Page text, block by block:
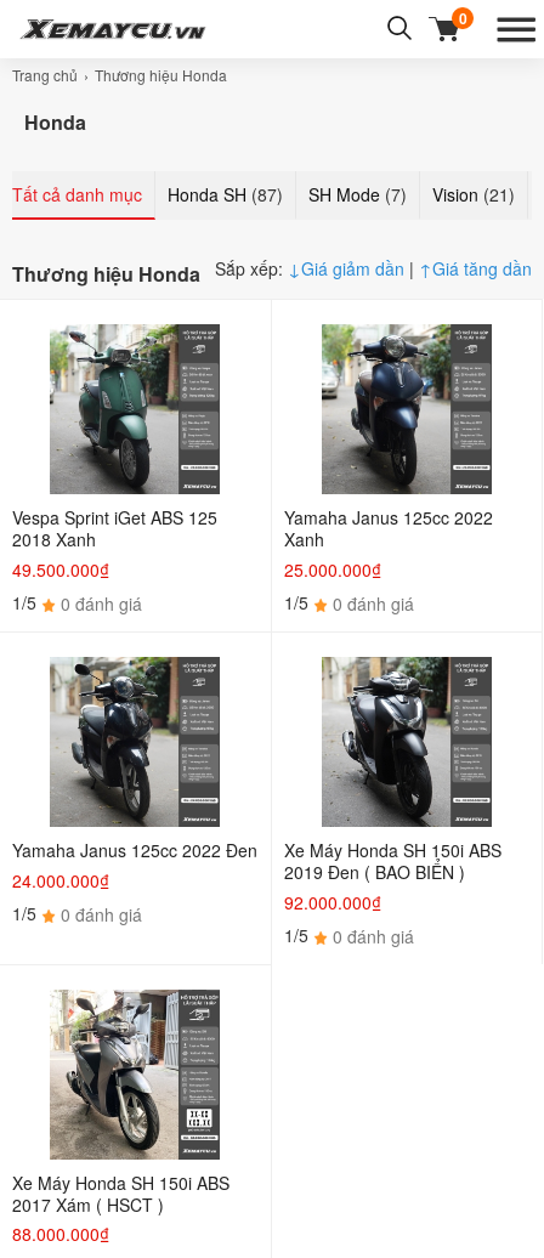
0
Trang chủ Thương hiệu Honda
Honda
Tất cả danh mục Honda SH (87) SH Mode (7) Vision (21)
Thương hiệu Honda Sắp xếp: ↓Giá giảm dần | ↑Giá tăng dần
Vespa Sprint iGet ABS 125
2018 Xanh
49.500.000₫
1/5
0 đánh giá
Yamaha Janus 125cc 2022
Xanh
25.000.000₫
1/5
0 đánh giá
Yamaha Janus 125cc 2022 Đen
24.000.000₫
1/5
0 đánh giá
Xe Máy Honda SH 150i ABS
2019 Đen ( BAO BIỂN )
92.000.000₫
1/5
0 đánh giá
Xe Máy Honda SH 150i ABS
2017 Xám ( HSCT )
88.000.000₫